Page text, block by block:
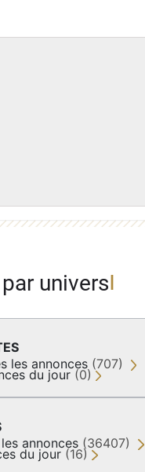
univers
les annonces (707)
du jour (0)
annonces (36407)
du jour (16)